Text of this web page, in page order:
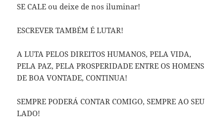
SE CALE ou deixe de nos iluminar!
ESCREVER TAMBÉM É LUTAR!
A LUTA PELOS DIREITOS HUMANOS, PELA VIDA,
PELA PAZ, PELA PROSPERIDADE ENTRE OS HOMENS
DE BOA VONTADE, CONTINUA!
SEMPRE PODERÁ CONTAR COMIGO, SEMPRE AO SEU
LADO!